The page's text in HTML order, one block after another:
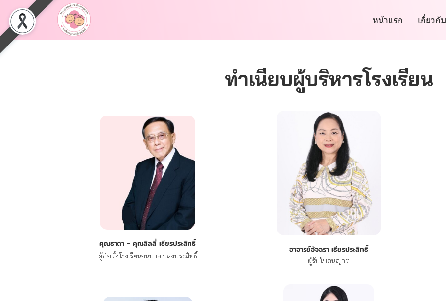
หน้าแรก เกี่ยวกับ
ทำเนียบผู้บริหารโรงเรียน
คุณธาดา - คุณลิลลี่ เธียรประสิทธิ์
ผู้ก่อตั้งโรงเรียนอนุบาลเปล่งประสิทธิ์
อาจารย์อัจฉรา เธียรประสิทธิ์
ผู้รับใบอนุญาต